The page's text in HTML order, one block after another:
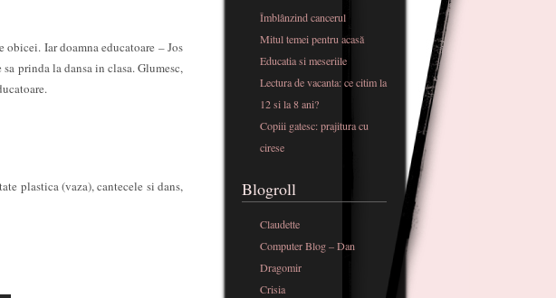
obicei. Iar doamna educatoare – Jos
prinda la dansa in clasa. Glumesc,
plastica (vaza), cantecele si dans,
Îmblânzind cancerul
Mitul temei pentru acasă
Educatia si meseriile
Lectura de vacanta: ce citim la
12 si la 8 ani?
Copiii gatesc: prajitura cu
cirese
Blogroll
Claudette
Computer Blog – Dan
Dragomir
Crisia